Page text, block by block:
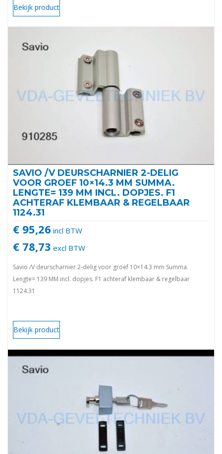
Bekijk product
SAVIO /V DEURSCHARNIER 2-DELIG
VOOR GROEF 10×14.3 MM SUMMA.
LENGTE= 139 MM INCL. DOPJES. F1
ACHTERAF KLEMBAAR & REGELBAAR
1124.31
€ 95,26 incl BTW
€ 78,73 excl BTW
Savio /V deurscharnier 2-delig voor groef 10×14.3 mm Summa.
Lengte= 139 MM incl. dopjes. F1 achteraf klembaar & regelbaar
1124.31
Bekijk product